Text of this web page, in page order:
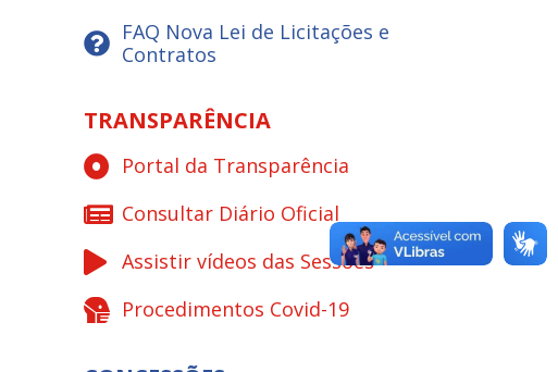
FAQ Nova Lei de Licitações e
Contratos
TRANSPARÊNCIA
Portal da Transparência
Consultar Diário Oficial
Assistir vídeos das Sessões
Procedimentos Covid-19